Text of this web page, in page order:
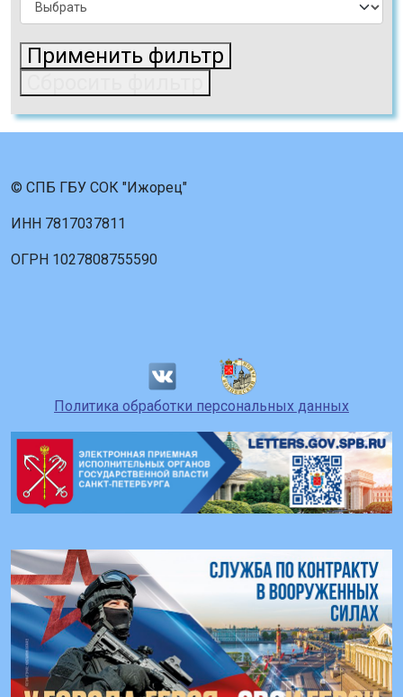
Применить фильтр
© СПБ ГБУ СОК "Ижорец"
ИНН 7817037811
ОГРН 1027808755590
Политика обработки персональных данных